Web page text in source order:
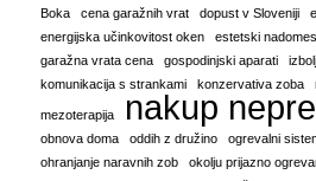
Boka cena garažnih vrat dopust v Sloveniji
energijska učinkovitost oken
estetski
garažna vrata cena
gospodinjski aparati
komunikacija s strankami
konzervativa zoba
mezoterapija nakup
obnova doma oddih z družino ogrevalni
ohranjanje naravnih zob
okolju prijazno